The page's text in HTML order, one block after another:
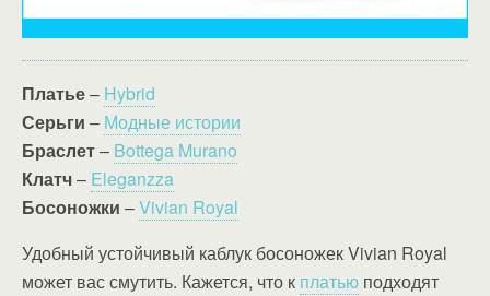
Платье– Hybrid
Серьги – Модные истории
Браслет– Bottega Murano
Клатч– Eleganzza
Босоножки –Vivian Royal
Удобный устойчивый каблук босоножек Vivian Royal
может вас смутить. Кажется, что к платью подходят